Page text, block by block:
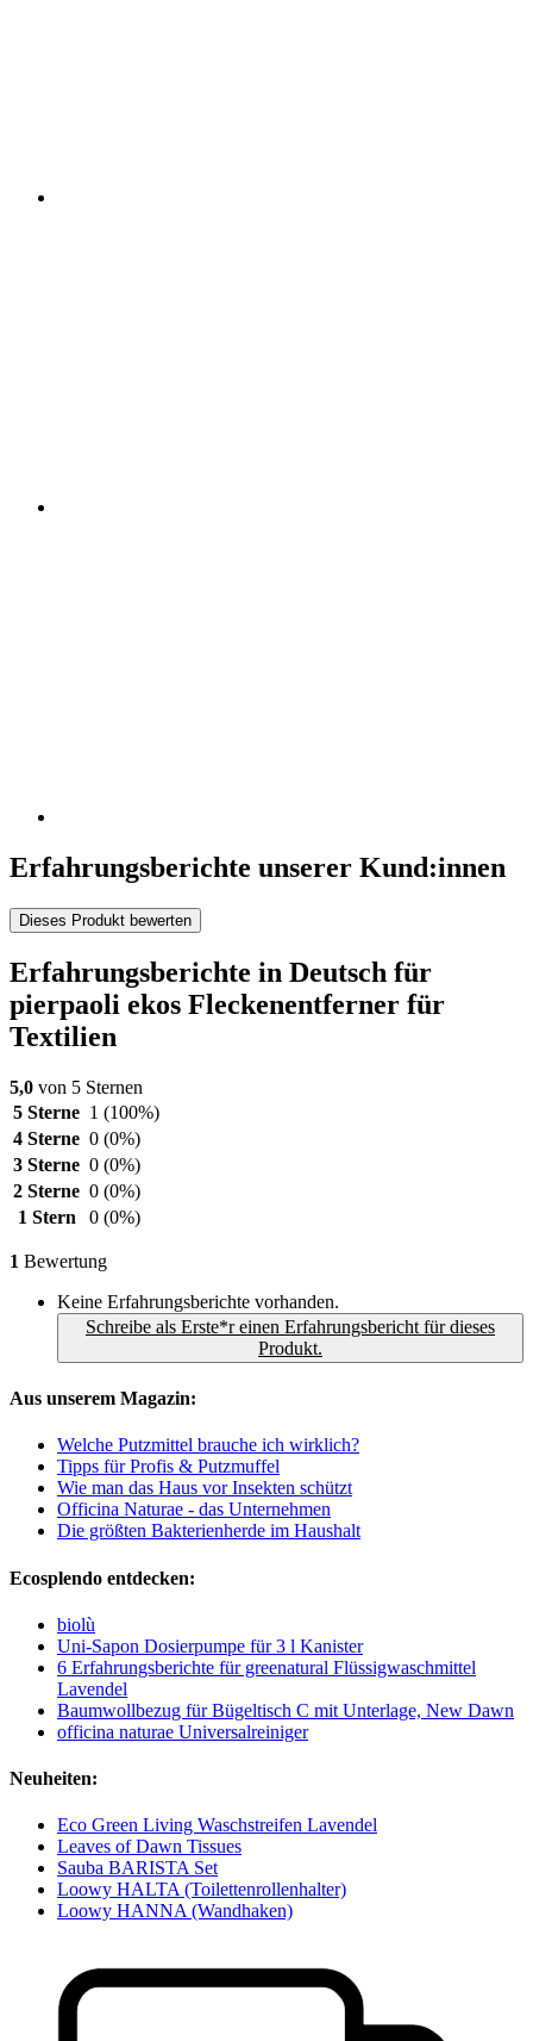
Erfahrungsberichte unserer Kund:innen
Dieses Produkt bewerten
Erfahrungsberichte in Deutsch für
pierpaoli ekos Fleckenentferner für
Textilien
5,0 von 5 Sternen
5 Sterne 1 (100%)
4 Sterne 0 (0%)
3 Sterne 0 (0%)
2 Sterne 0 (0%)
1 Stern
0 (0%)
1 Bewertung
Keine Erfahrungsberichte vorhanden.
Schreibe als Erste*r einen Erfahrungsbericht für dieses
Produkt.
Aus unserem Magazin:
Welche Putzmittel brauche ich wirklich?
Tipps für Profis & Putzmuffel
Wie man das Haus vor Insekten schützt
Officina Naturae - das Unternehmen
Die größten Bakterienherde im Haushalt
Ecosplendo entdecken:
biolù
Uni-Sapon Dosierpumpe für 3 l Kanister
6 Erfahrungsberichte für greenatural Flüssigwaschmittel
Lavendel
Baumwollbezug für Bügeltisch C mit Unterlage, New Dawn
officina naturae Universalreiniger
Neuheiten:
Eco Green Living Waschstreifen Lavendel
Leaves of Dawn Tissues
Sauba BARISTA Set
Loowy HALTA (Toilettenrollenhalter)
Loowy HANNA (Wandhaken)